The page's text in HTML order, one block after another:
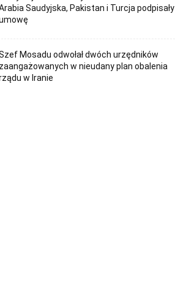
Saudyjska, Pakistan i Turcja podpisały
Mosadu odwołał dwóch urzędników
zaangażowanych w nieudany plan obalenia
w Iranie